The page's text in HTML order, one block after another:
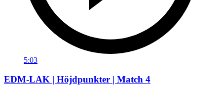
5:03
EDM-LAK | Höjdpunkter | Match 4